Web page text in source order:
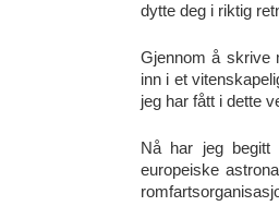
dytte deg i riktig
Gjennom å skrive
inn i et
jeg har fått i dette
Nå har jeg
europeiske